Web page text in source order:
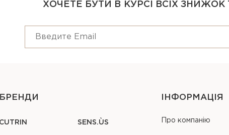
ХОЧЕТЕ БУТИ В КУРСІ ВСІХ
БРЕНДИ
CUTRIN SENS.ÙS
ІНФОРМАЦІЯ
Про компанію